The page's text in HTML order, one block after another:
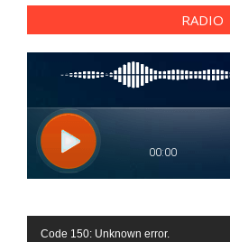
RADIO
Reproductor
Code 150: Unknown error.